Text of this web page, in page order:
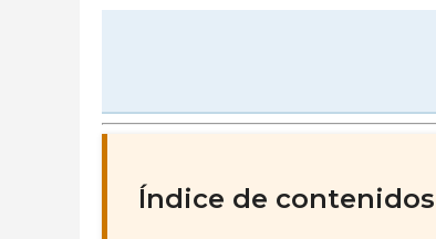
Índice de contenidos